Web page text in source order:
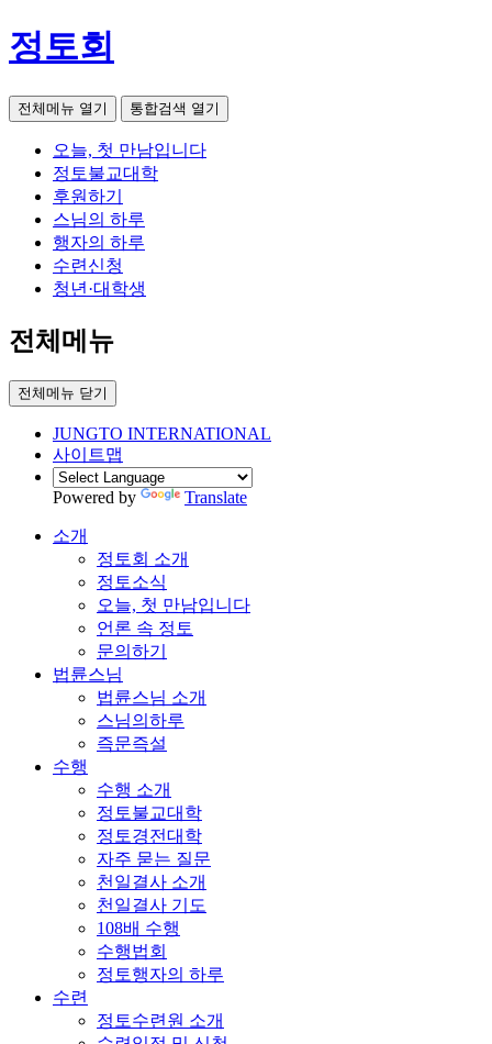
정토회
전체메뉴 열기 통합검색 열기
오늘, 첫 만남입니다
정토불교대학
후원하기
스님의 하루
행자의 하루
수련신청
청년·대학생
전체메뉴
전체메뉴 닫기
JUNGTO INTERNATIONAL
사이트맵
Powered by Translate
소개
정토회 소개
정토소식
오늘, 첫 만남입니다
언론 속 정토
문의하기
법륜스님
법륜스님 소개
스님의하루
즉문즉설
수행
수행 소개
정토불교대학
정토경전대학
자주 묻는 질문
천일결사 소개
천일결사 기도
108배 수행
수행법회
정토행자의 하루
수련
정토수련원 소개